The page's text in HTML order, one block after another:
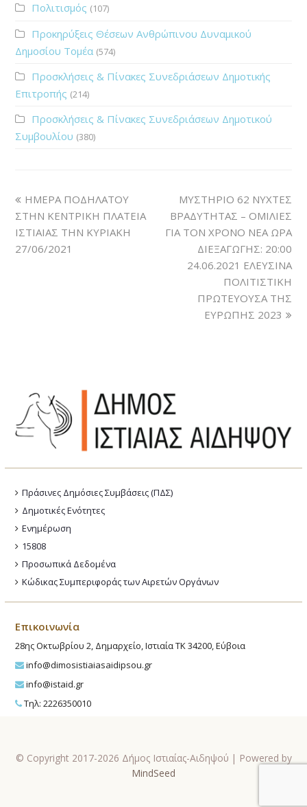
Πολιτισμός (107)
Προκηρύξεις Θέσεων Ανθρώπινου Δυναμικού
Δημοσίου Τομέα (574)
Προσκλήσεις & Πίνακες Συνεδριάσεων Δημοτικής
Επιτροπής (214)
Προσκλήσεις & Πίνακες Συνεδριάσεων Δημοτικού
Συμβουλίου (380)
ΗΜΕΡΑ ΠΟΔΗΛΑΤΟΥ
ΣΤΗΝ ΚΕΝΤΡΙΚΗ ΠΛΑΤΕΙΑ
ΙΣΤΙΑΙΑΣ ΤΗΝ ΚΥΡΙΑΚΗ
27/06/2021
ΜΥΣΤΗΡΙΟ 62 ΝΥΧΤΕΣ
ΒΡΑΔΥΤΗΤΑΣ – ΟΜΙΛΙΕΣ
ΓΙΑ ΤΟΝ ΧΡΟΝΟ ΝΕΑ ΩΡΑ
ΔΙΕΞΑΓΩΓΗΣ: 20:00
24.06.2021 ΕΛΕΥΣΙΝΑ
ΠΟΛΙΤΙΣΤΙΚΗ
ΠΡΩΤΕΥΟΥΣΑ ΤΗΣ
ΕΥΡΩΠΗΣ 2023
Πράσινες Δημόσιες Συμβάσεις (ΠΔΣ)
Δημοτικές Ενότητες
Ενημέρωση
15808
Προσωπικά Δεδομένα
Κώδικας Συμπεριφοράς των Αιρετών Οργάνων
Επικοινωνία
28ης Οκτωβρίου 2, Δημαρχείο, Ιστιαία ΤΚ 34200, Εύβοια
info@dimosistiaiasaidipsou.gr
info@istaid.gr
Τηλ: 2226350010
© Copyright 2017-2026 Δήμος Ιστιαίας-Αιδηψού | Powered by
MindSeed